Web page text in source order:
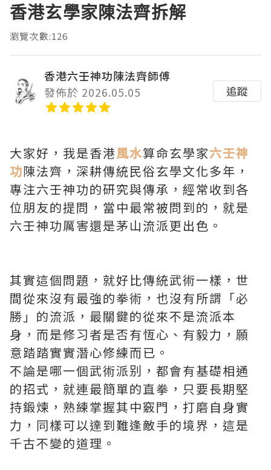
香港玄學家陳法齊拆解
瀏覽次數:126
香港六壬神功陳法齊師傅
發佈於 2026.05.05
追蹤
大家好，我是香港風水算命玄學家六壬神
功陳法齊，深耕傳統民俗玄學文化多年，
專注六壬神功的研究與傳承，經常收到各
位朋友的提問，當中最常被問到的，就是
六壬神功厲害還是茅山流派更出色。
其實這個問題，就好比傳統武術一樣，世
間從來沒有最強的拳術，也沒有所謂「必
勝」的流派，最關鍵的從來不是流派本
身，而是修习者是否有恆心、有毅力，願
意踏踏實實潛心修練而已。
不論是哪一個武術派别，都會有基礎相通
的招式，就連最簡單的直拳，只要長期堅
持鍛煉，熟練掌握其中竅門，打磨自身實
力，同樣可以達到難逢敵手的境界，這是
千古不變的道理。